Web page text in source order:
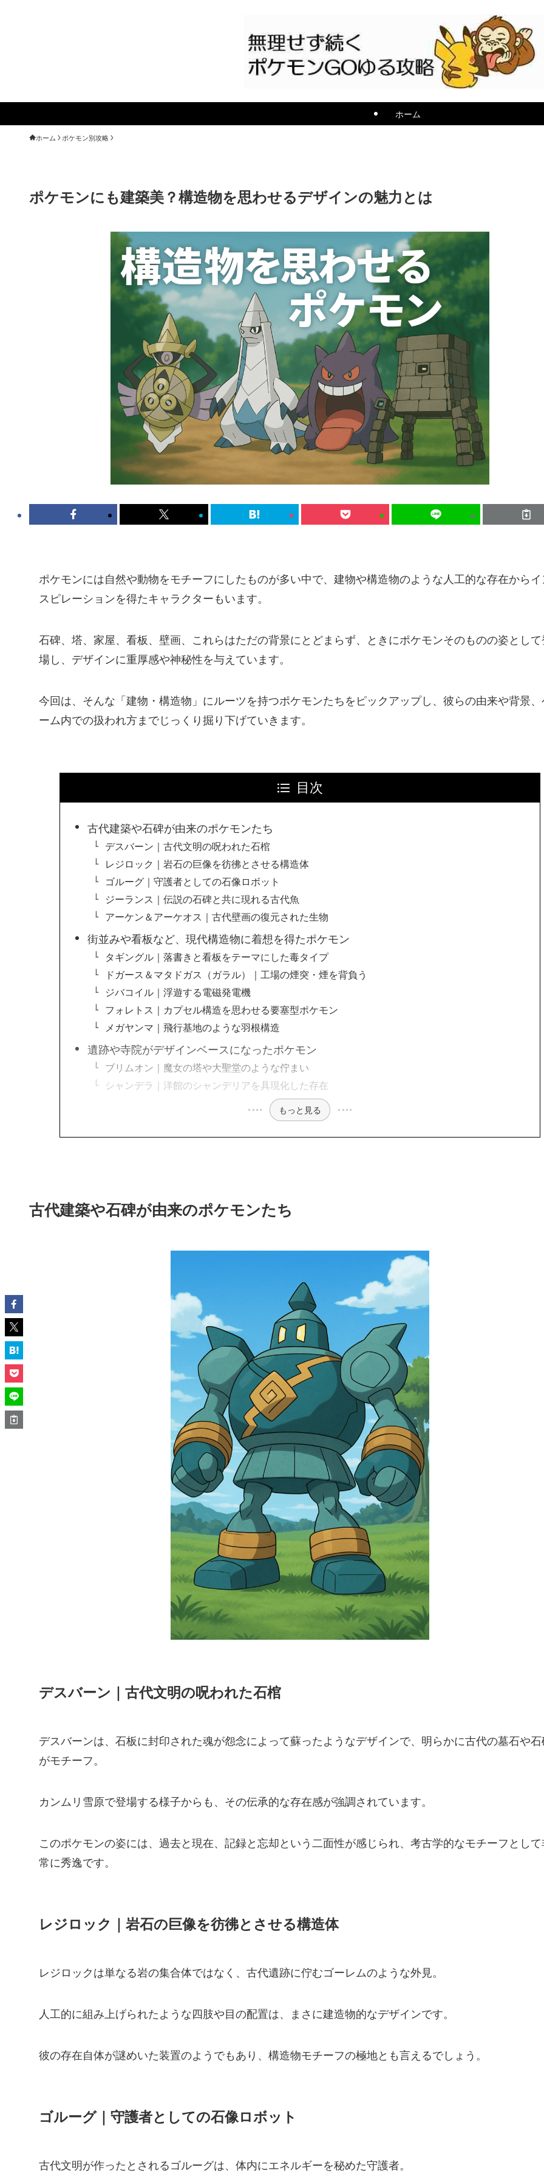
ホーム
ホーム ポケモン別攻略
ポケモンにも建築美？構造物を思わせるデザインの魅力とは
ポケモンには自然や動物をモチーフにしたものが多い中で、建物や構造物のような人工的な存在から
スピレーションを得たキャラクターもいます。
石碑、塔、家屋、看板、壁画、これらはただの背景にとどまらず、ときにポケモンそのものの姿とし
場し、デザインに重厚感や神秘性を与えています。
今回は、そんな「建物・構造物」にルーツを持つポケモンたちをピックアップし、彼らの由来や背景
ーム内での扱われ方までじっくり掘り下げていきます。
目次
古代建築や石碑が由来のポケモンたち
デスバーン｜古代文明の呪われた石棺
レジロック｜岩石の巨像を彷彿とさせる構造体
ゴルーグ｜守護者としての石像ロボット
ジーランス｜伝説の石碑と共に現れる古代魚
アーケン＆アーケオス｜古代壁画の復元された生物
街並みや看板など、現代構造物に着想を得たポケモン
タギングル｜落書きと看板をテーマにした毒タイプ
ドガース＆マタドガス（ガラル）｜工場の煙突・煙を背負う
ジバコイル｜浮遊する電磁発電機
フォレトス｜カプセル構造を思わせる要塞型ポケモン
メガヤンマ｜飛行基地のような羽根構造
遺跡や寺院がデザインベースになったポケモン
ブリムオン｜魔女の塔や大聖堂のような佇まい
シャンデラ｜洋館のシャンデリアを具現化した存在
もっと見る
古代建築や石碑が由来のポケモンたち
デスバーン｜古代文明の呪われた石棺
デスバーンは、石板に封印された魂が怨念によって蘇ったようなデザインで、明らかに古代の墓石や
がモチーフ。
カンムリ雪原で登場する様子からも、その伝承的な存在感が強調されています。
このポケモンの姿には、過去と現在、記録と忘却という二面性が感じられ、考古学的なモチーフとし
常に秀逸です。
レジロック｜岩石の巨像を彷彿とさせる構造体
レジロックは単なる岩の集合体ではなく、古代遺跡に佇むゴーレムのような外見。
人工的に組み上げられたような四肢や目の配置は、まさに建造物的なデザインです。
彼の存在自体が謎めいた装置のようでもあり、構造物モチーフの極地とも言えるでしょう。
ゴルーグ｜守護者としての石像ロボット
古代文明が作ったとされるゴルーグは、体内にエネルギーを秘めた守護者。